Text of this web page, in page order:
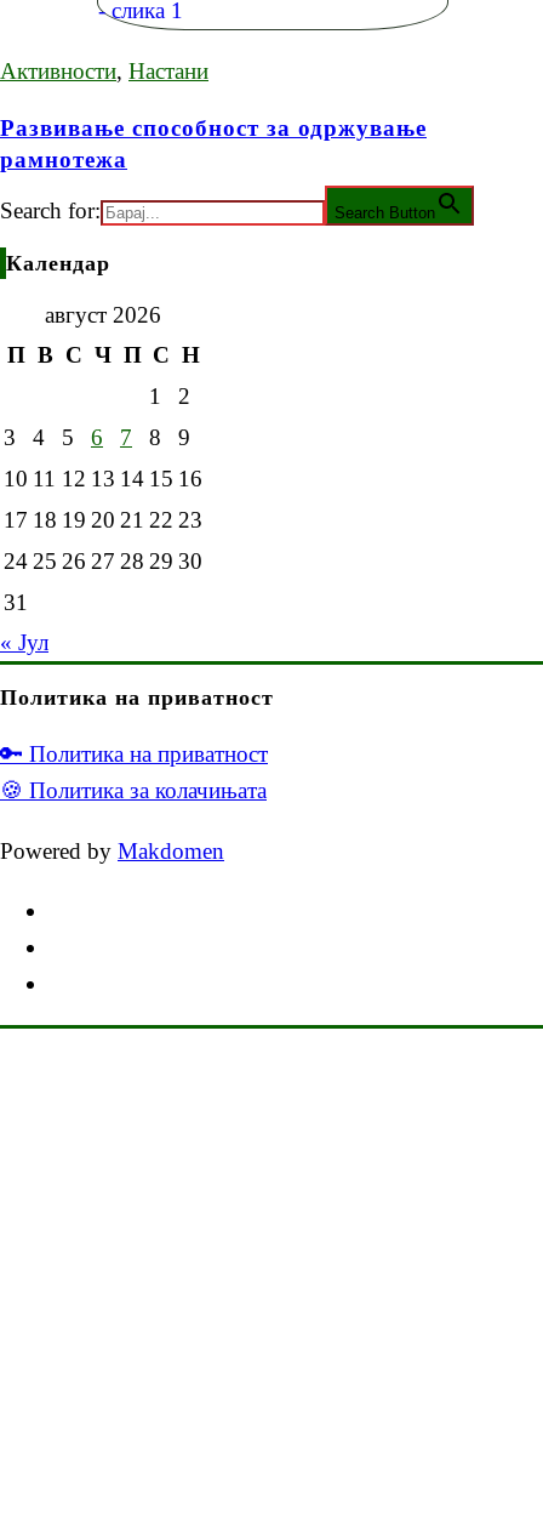
Активности, Настани
Развивање способност за одржување
рамнотежа
Search for:
Search Button
Календар
август 2026
П В С Ч П С Н
1
2
3
4 5 6 7 8
9
10 11 12 13 14 15 16
17 18 19 20 21 22 23
24 25 26 27 28 29 30
31
« Јул
Политика на приватност
🔑 Политика на приватност
🍪 Политика за колачињата
Powered by Makdomen